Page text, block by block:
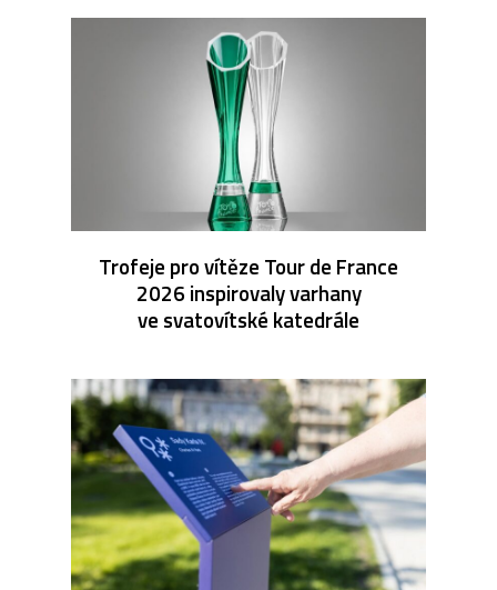
Trofeje pro vítěze Tour de France
2026 inspirovaly varhany
ve svatovítské katedrále